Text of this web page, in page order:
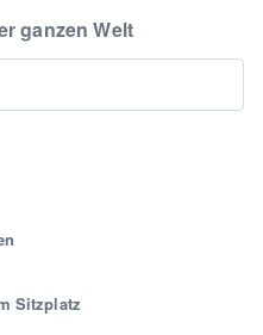
Sitzplatz
ganzen Welt